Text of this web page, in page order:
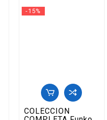
-15%
COLECCION